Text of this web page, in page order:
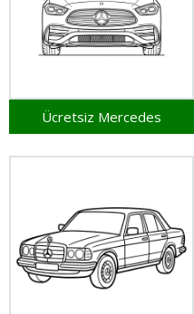
Ücretsiz Mercedes